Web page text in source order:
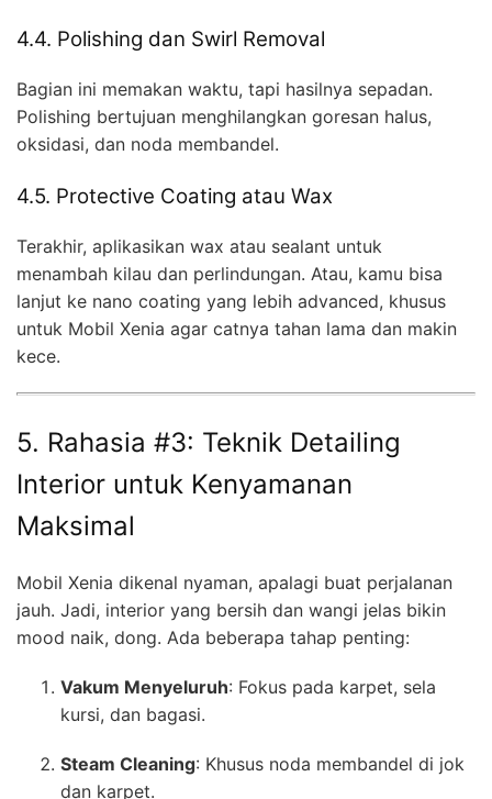
4.4. Polishing dan Swirl Removal
Bagian ini memakan waktu, tapi hasilnya sepadan.
Polishing bertujuan menghilangkan goresan halus,
oksidasi, dan noda membandel.
4.5. Protective Coating atau Wax
Terakhir, aplikasikan wax atau sealant untuk
menambah kilau dan perlindungan. Atau, kamu bisa
lanjut ke nano coating yang lebih advanced, khusus
untuk Mobil Xenia agar catnya tahan lama dan makin
kece.
5. Rahasia #3: Teknik Detailing
Interior untuk Kenyamanan
Maksimal
Mobil Xenia dikenal nyaman, apalagi buat perjalanan
jauh. Jadi, interior yang bersih dan wangi jelas bikin
mood naik, dong. Ada beberapa tahap penting:
Vakum Menyeluruh: Fokus pada karpet, sela
kursi, dan bagasi.
Steam Cleaning: Khusus noda membandel di jok
dan karpet.